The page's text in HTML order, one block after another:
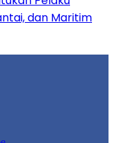
dan Maritim